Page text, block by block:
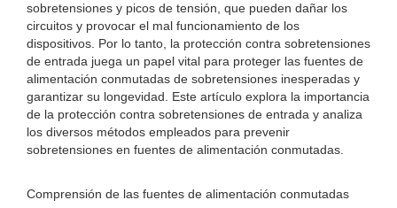
sobretensiones y picos de tensión, que pueden dañar los
circuitos y provocar el mal funcionamiento de los
dispositivos. Por lo tanto, la protección contra sobretensiones
de entrada juega un papel vital para proteger las fuentes de
alimentación conmutadas de sobretensiones inesperadas y
garantizar su longevidad. Este artículo explora la importancia
de la protección contra sobretensiones de entrada y analiza
los diversos métodos empleados para prevenir
sobretensiones en fuentes de alimentación conmutadas.
Comprensión de las fuentes de alimentación conmutadas